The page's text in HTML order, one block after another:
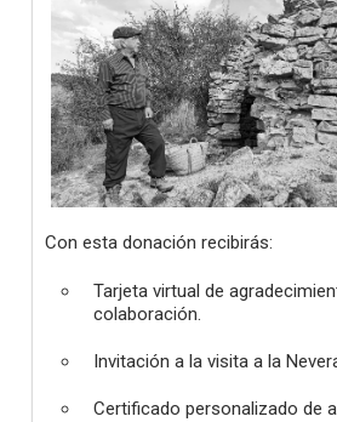
Con esta donación recibirás:
Tarjeta virtual de
colaboración.
Invitación a la visita a la
Certificado personalizado de